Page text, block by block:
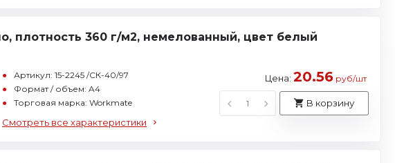
плотность 360 г/м2, немелованный, цвет белый
Артикул: 15-2245 /СК-40/97
Формат / объем: A4
Торговая марка: Workmate
Смотреть все характеристики
Цена: 20.56 руб/шт
В корзину